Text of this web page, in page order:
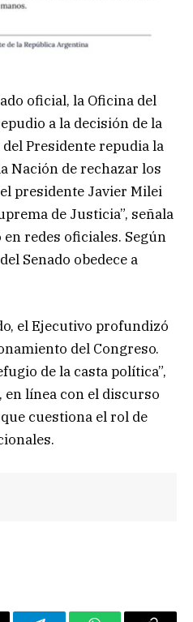
oficial, la Oficina del
a la decisión de la
del Presidente repudia la
Nación de rechazar los
presidente Javier Milei
de Justicia”, señala
redes oficiales. Según
Senado obedece a
el Ejecutivo profundizó
del Congreso.
de la casta política”,
en línea con el discurso
cuestiona el rol de